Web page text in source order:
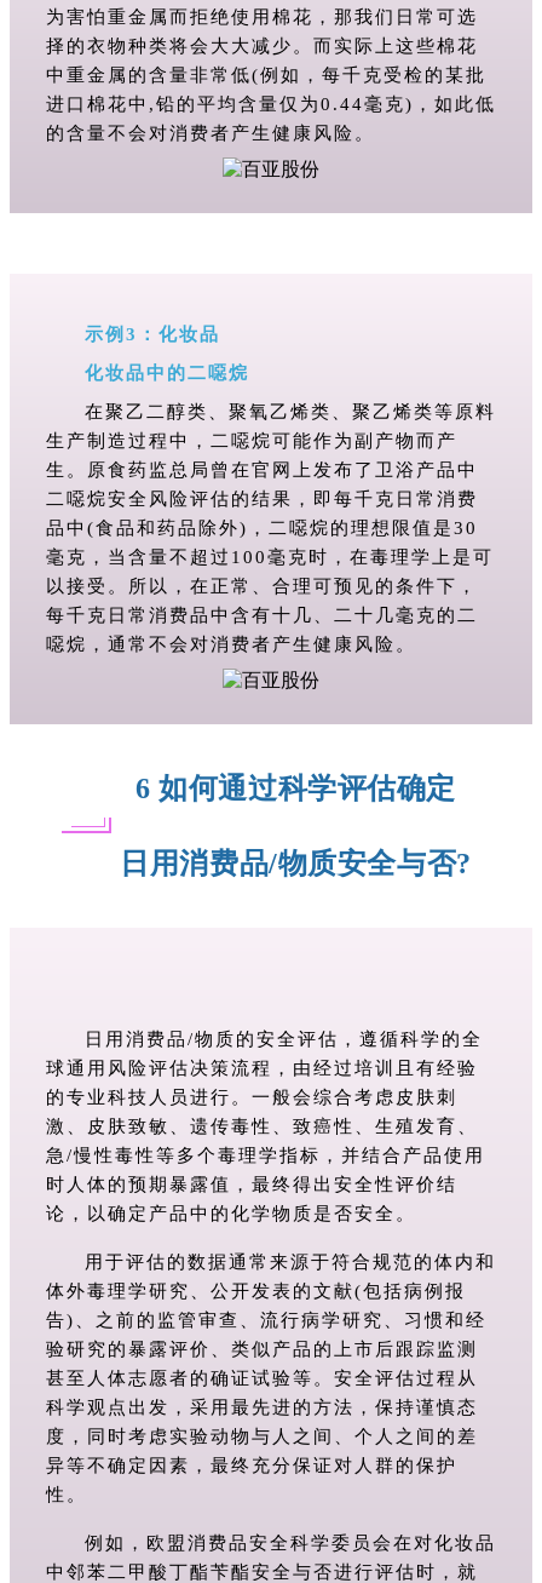
为害怕重金属而拒绝使用棉花，那我们日常可选
择的衣物种类将会大大减少。而实际上这些棉花
中重金属的含量非常低(例如，每千克受检的某批
进口棉花中,铅的平均含量仅为0.44毫克)，如此低
的含量不会对消费者产生健康风险。
示例3：化妆品
化妆品中的二噁烷
在聚乙二醇类、聚氧乙烯类、聚乙烯类等原料
生产制造过程中，二 噁烷可能作为副产物而产
生。原食药监总局曾在官网上发布了卫浴产品中
二 噁烷安全风险评估的结果，即每千克日常消费
品中(食品和药品除外)，二 噁烷的理想限值是30
毫克，当含量不超过100毫克时，在毒理学上是可
以接受。所以，在正常、合理可预见的条件下，
每千克日常消费品中含有十几、二十几毫克的二
噁烷，通常不会对消费者产生健康风险。
6如何通过科学评估确定
日用消费品/物质安全与否?
日用消费品/物质的安全评估，遵循科学的全
球通用风险评估决策流程，由经过培训且有经验
的专业科技人员进行。一般会综合考虑皮肤刺
激、皮肤致敏、遗传毒性、致癌性、生殖发育、
急/慢性毒性等多个毒理学指标，并结合产品使用
时人体的预期暴露值，最终得出安全性评价结
论，以确定产品中的化学物质是否安全。
用于评估的数据通常来源于符合规范的体内和
体外毒理学研究、公开发表的文献(包括病例报
告)、之前的监管审查、流行病学研究、习惯和经
验研究的暴露评价、类似产品的上市后跟踪监测
甚至人体志愿者的确证试验等。安全评估过程从
科学观点出发，采用最先进的方法，保持谨慎态
度，同时考虑实验动物与人之间、个人之间的差
异等不确定因素，最终充分保证对人群的保护
性。
例如，欧盟消费品安全科学委员会在对化妆品
中邻苯二甲酸丁酯苄酯安全与否进行评估时，就